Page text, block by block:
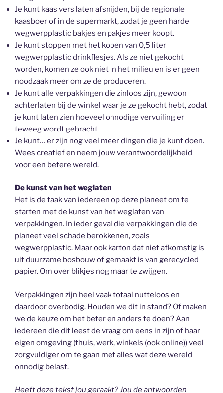
Je kunt kaas vers laten afsnijden, bij de regionale
kaasboer of in de supermarkt, zodat je geen harde
wegwerpplastic bakjes en pakjes meer koopt.
Je kunt stoppen met het kopen van 0,5 liter
wegwerpplastic drinkflesjes. Als ze niet gekocht
worden, komen ze ook niet in het milieu en is er geen
noodzaak meer om ze de produceren.
Je kunt alle verpakkingen die zinloos zijn, gewoon
achterlaten bij de winkel waar je ze gekocht hebt, zodat
je kunt laten zien hoeveel onnodige vervuiling er
teweeg wordt gebracht.
Je kunt… er zijn nog veel meer dingen die je kunt doen.
Wees creatief en neem jouw verantwoordelijkheid
voor een betere wereld.
De kunst van het weglaten
Het is de taak van iedereen op deze planeet om te
starten met de kunst van het weglaten van
verpakkingen. In ieder geval die verpakkingen die de
planeet veel schade berokkenen, zoals
wegwerpplastic. Maar ook karton dat niet afkomstig is
uit duurzame bosbouw of gemaakt is van gerecycled
papier. Om over blikjes nog maar te zwijgen.
Verpakkingen zijn heel vaak totaal nutteloos en
daardoor overbodig. Houden we dit in stand? Of maken
we de keuze om het beter en anders te doen? Aan
iedereen die dit leest de vraag om eens in zijn of haar
eigen omgeving (thuis, werk, winkels (ook online)) veel
zorgvuldiger om te gaan met alles wat deze wereld
onnodig belast.
Heeft deze tekst jou geraakt? Jou de antwoorden